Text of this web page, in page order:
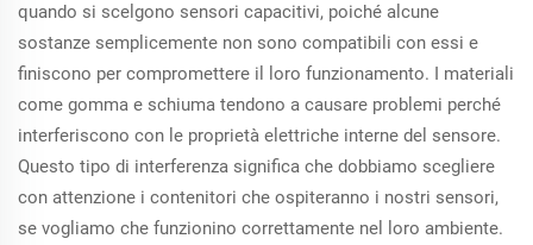
all'esposizione a
sostanze chimiche
senza
compromettere le
prestazioni.
Supporta sia
l'installazione
schermata che non
schermata,
quando si scelgono sensori capacitivi, poiché alcune
sostanze semplicemente non sono compatibili con essi e
finiscono per compromettere il loro funzionamento. I materiali
come gomma e schiuma tendono a causare problemi perché
interferiscono con le proprietà elettriche interne del sensore.
Questo tipo di interferenza significa che dobbiamo scegliere
con attenzione i contenitori che ospiteranno i nostri sensori,
se vogliamo che funzionino correttamente nel loro ambiente.